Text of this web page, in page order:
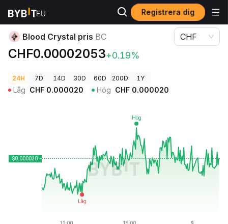
Registrera dig
Kryptopriser
Blood Crystal pris BC
CHF0.00002053+0.19%
CHF
24H 7D 14D 30D 60D 200D 1Y
Låg CHF 0.000020 Hög CHF 0.000020